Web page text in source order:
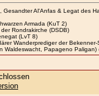
Gesandter Al'Anfas & Legat des
Armada (KuT 2)
Rondrakirche (DSDB)
(LvT 8)
Wanderprediger der Bekenner-
Waldeswacht, Papageno Paligan)